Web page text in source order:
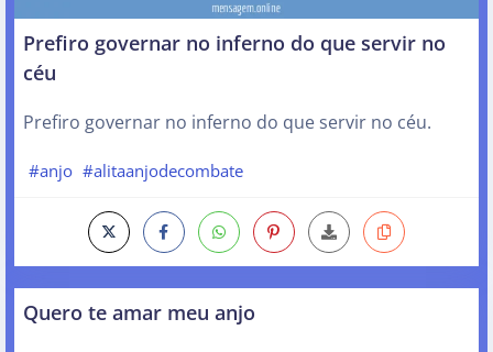
Prefiro governar no inferno do que servir no
céu
Prefiro governar no inferno do que servir no céu.
#anjo #alitaanjodecombate
Quero te amar meu anjo